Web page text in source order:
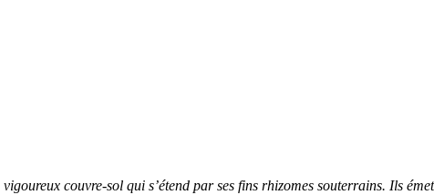
couvre-sol qui s’étend par ses fins rhizomes souterrains. Ils